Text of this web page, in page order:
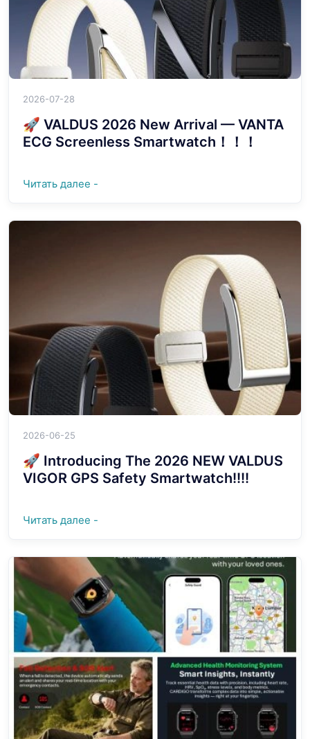
2026-07-28
🚀 VALDUS 2026 New Arrival — VANTA
ECG Screenless Smartwatch！！！
Читать далее -
2026-06-25
🚀 Introducing The 2026 NEW VALDUS
VIGOR GPS Safety Smartwatch!!!!
Читать далее -